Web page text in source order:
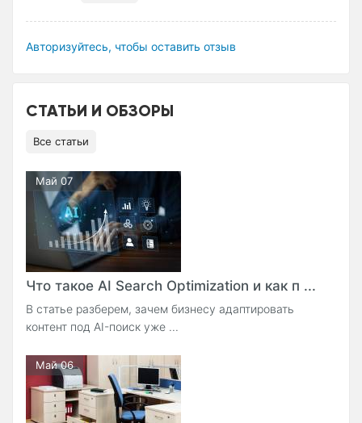
Авторизуйтесь, чтобы оставить отзыв
СТАТЬИ И ОБЗОРЫ
Все статьи
Май 07
Что такое AI Search Optimization и как п ...
В статье разберем, зачем бизнесу адаптировать
контент под AI-поиск уже ...
Май 06